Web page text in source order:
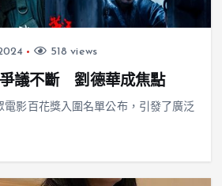
518 views
議不斷 劉德華成焦點
電影百花獎入圍名單公布，引發了廣泛